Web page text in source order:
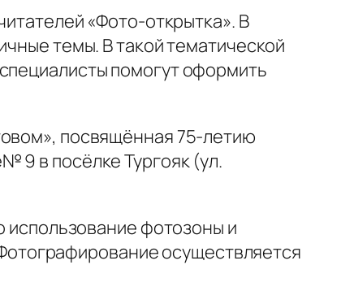
«Фото-открытка». В
темы. В такой тематической
помогут оформить
посвящённая 75-летию
9 в посёлке Тургояк (ул.
использование фотозоны и
осуществляется